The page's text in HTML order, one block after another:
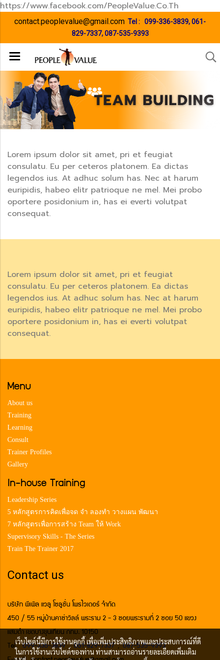
https://www.facebook.com/PeopleValue.Co.Th
contact.peoplevalue@gmail.com Tel : 099-336-3839,061-
829-7337,087-535-9393
Lorem ipsum dolor sit amet, pri et feugiat
consulatu. Eu per ceteros platonem. Ea dictas
legendos ius. At adhuc solum has. Nec at harum
euripidis, habeo elitr patrioque ne mel. Mei probo
oportere posidonium in, has ei everti volutpat
consequat.
Lorem ipsum dolor sit amet, pri et feugiat
consulatu. Eu per ceteros platonem. Ea dictas
legendos ius. At adhuc solum has. Nec at harum
euripidis, habeo elitr patrioque ne mel. Mei probo
oportere posidonium in, has ei everti volutpat
consequat.
Menu
About us
Training
Learning
Consult
Trainer Profiles
Gallery
In-house Training
Leadership Series
5 หลักสูตรการคิดเพื่อจด จำ ลองทำ วางแผน พัฒนา
7 หลักสูตรเพื่อการสร้าง Team ให้ Work
Supervisory Skills - The Series
Train The Trainer 2017
Contact us
บริษัท พีเพิล แวลู โซลูชั่น โพรไวเดอร์ จำกัด
450 / 55 หมู่บ้านคาซ่าวิลล์ พระราม 2 - 3 ซอยพระรามที่ 2 ซอย 50 แขวง
แสมดำ เขตบางขุนเทียน กทม. 10150
Tel. 099-336-3839 , 061-829-7337 , 087-535-9393
เว็บไซต์นี้มีการใช้งานคุกกี้ เพื่อเพิ่มประสิทธิภาพและประสบการณ์ที่ดี
ในการใช้งานเว็บไซต์ของท่าน ท่านสามารถอ่านรายละเอียดเพิ่มเติม